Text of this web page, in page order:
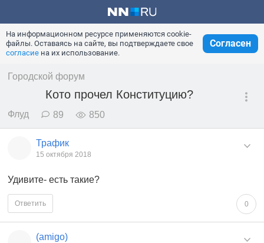
На информационном ресурсе применяются cookie-
файлы. Оставаясь на сайте, вы подтверждаете свое
согласие на их использование.
Согласен
Городской форум
Кото прочел Конституцию?
Флуд 89 850
Трафик
15 октября 2018
Удивите- есть такие?
0
Ответить
(amigo)